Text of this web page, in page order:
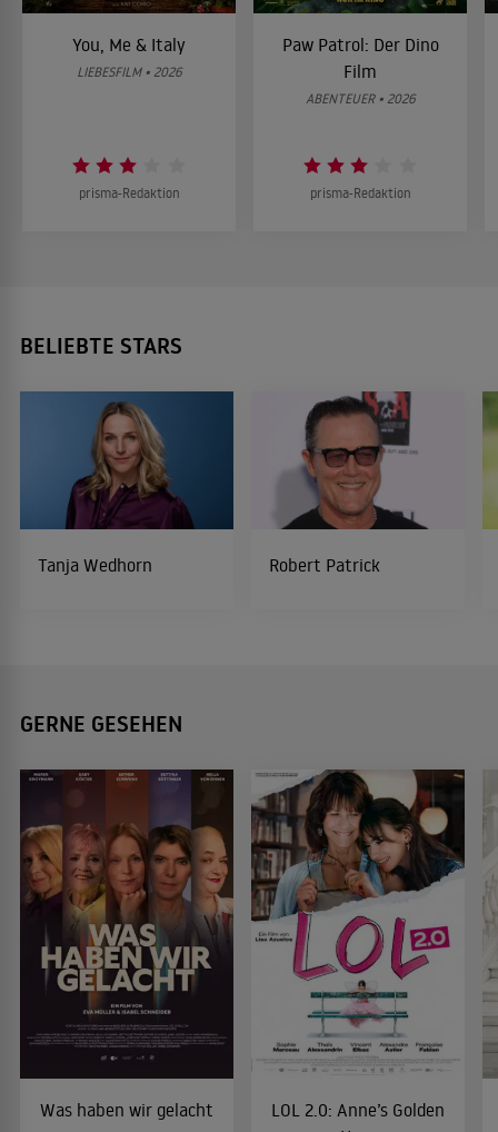
You, Me & Italy
LIEBESFILM • 2026
prisma-Redaktion
Paw Patrol: Der Dino
Film
ABENTEUER • 2026
prisma-Redaktion
BELIEBTE STARS
Tanja Wedhorn Robert Patrick
GERNE GESEHEN
Was haben wir gelacht
LOL 2.0: Anne’s Golden